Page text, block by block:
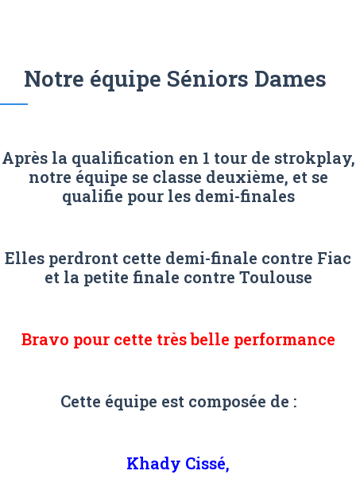
Notre équipe Séniors Dames
Après la qualification en 1 tour de strokplay,
notre équipe se classe deuxième, et se
qualifie pour les demi-finales
Elles perdront cette demi-finale contre Fiac
et la petite finale contre Toulouse
Bravo pour cette très belle performance
Cette équipe est composée de :
Khady Cissé,